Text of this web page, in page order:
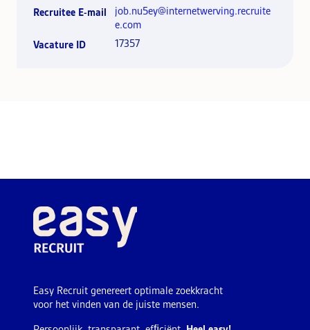
Recruitee E-mail
job.nu5ey@internetwerving.recruite
e.com
Vacature ID
17357
Easy Recruit genereert optimale zoekkracht
voor het vinden van de juiste mensen.